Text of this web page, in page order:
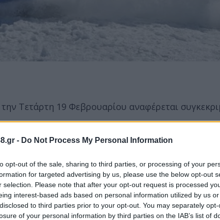
- Do Not Process My Personal Information
opt-out of the sale, sharing to third parties, or processing of your
for targeted advertising by us, please use the below opt-out
selection. Please note that after your opt-out request is processed
interest-based ads based on personal information utilized by us
to third parties prior to your opt-out. You may separately
of your personal information by third parties on the IAB’s list of
Τετάρτη 19 Φεβρουαρίου αναφέρεται
εντοπισμό πυρομαχικού υλικού στη θαλάσσια
περίπου τριακοσίων μέτρων από την
με δύο μέτρα και διάμετρο μισό μέτρο.